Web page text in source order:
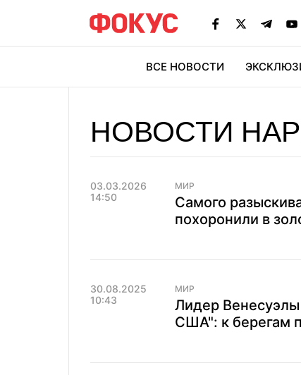
ВСЕ НОВОСТИ
НОВОСТИ
03.03.2026
14:50
МИР
Самого
похоронили в
30.08.2025
10:43
МИР
Лидер Венесуэлы
США": к берегам